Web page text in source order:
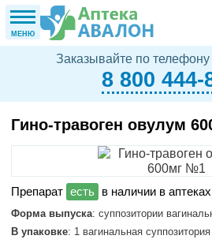
МЕНЮ
Заказывайте по
8 800 444-
Гино-травоген овулум
в наличии в
Форма выпуска: суппозитории
В упаковке: 1 вагинальная суппозитория